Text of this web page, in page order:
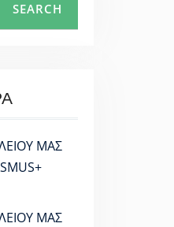
SEARCH
ΜΑΣ
ΜΑΣ